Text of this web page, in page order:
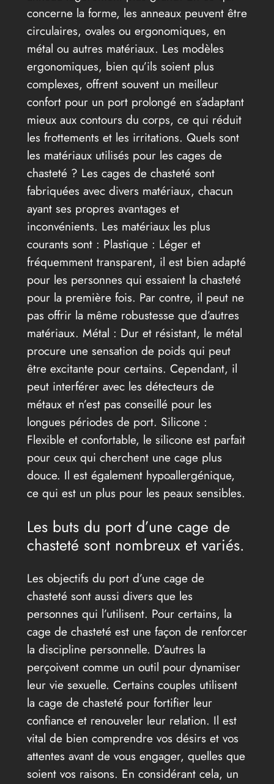
concerne la forme, les anneaux peuvent être
circulaires, ovales ou ergonomiques, en
métal ou autres matériaux. Les modèles
ergonomiques, bien qu’ils soient plus
complexes, offrent souvent un meilleur
confort pour un port prolongé en s’adaptant
mieux aux contours du corps, ce qui réduit
les frottements et les irritations. Quels sont
les matériaux utilisés pour les cages de
chasteté ? Les cages de chasteté sont
fabriquées avec divers matériaux, chacun
ayant ses propres avantages et
inconvénients. Les matériaux les plus
courants sont : Plastique : Léger et
fréquemment transparent, il est bien adapté
pour les personnes qui essaient la chasteté
pour la première fois. Par contre, il peut ne
pas offrir la même robustesse que d’autres
matériaux. Métal : Dur et résistant, le métal
procure une sensation de poids qui peut
être excitante pour certains. Cependant, il
peut interférer avec les détecteurs de
métaux et n’est pas conseillé pour les
longues périodes de port. Silicone :
Flexible et confortable, le silicone est parfait
pour ceux qui cherchent une cage plus
douce. Il est également hypoallergénique,
ce qui est un plus pour les peaux sensibles.
Les buts du port d’une cage de
chasteté sont nombreux et variés.
Les objectifs du port d’une cage de
chasteté sont aussi divers que les
personnes qui l’utilisent. Pour certains, la
cage de chasteté est une façon de renforcer
la discipline personnelle. D’autres la
perçoivent comme un outil pour dynamiser
leur vie sexuelle. Certains couples utilisent
la cage de chasteté pour fortifier leur
confiance et renouveler leur relation. Il est
vital de bien comprendre vos désirs et vos
attentes avant de vous engager, quelles que
soient vos raisons. En considérant cela, un